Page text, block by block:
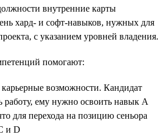
внутренние карты
хард- и софт-навыков, нужных для
с указанием уровней владения.
помогают:
карьерные возможности. Кандидат
работу, ему нужно освоить навык А
для перехода на позицию сеньора
и D